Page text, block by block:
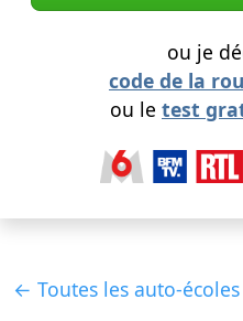
ou je
code de la
ou le test
← Toutes les auto-